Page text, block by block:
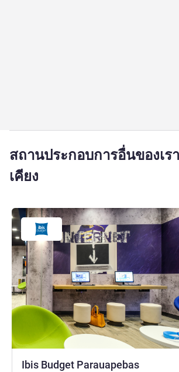
สถานประกอบการอื่นของเร
เคียง
Ibis Budget Parauapebas